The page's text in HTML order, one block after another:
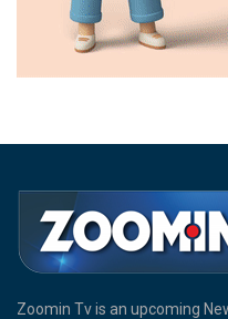
Zoomin Tv is an upcoming